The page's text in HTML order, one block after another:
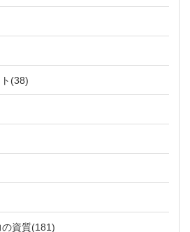
(38)
資質(181)